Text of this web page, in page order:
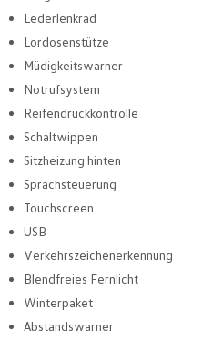
Lederlenkrad
Lordosenstütze
Müdigkeitswarner
Notrufsystem
Reifendruckkontrolle
Schaltwippen
Sitzheizung hinten
Sprachsteuerung
Touchscreen
USB
Verkehrszeichenerkennung
Blendfreies Fernlicht
Winterpaket
Abstandswarner